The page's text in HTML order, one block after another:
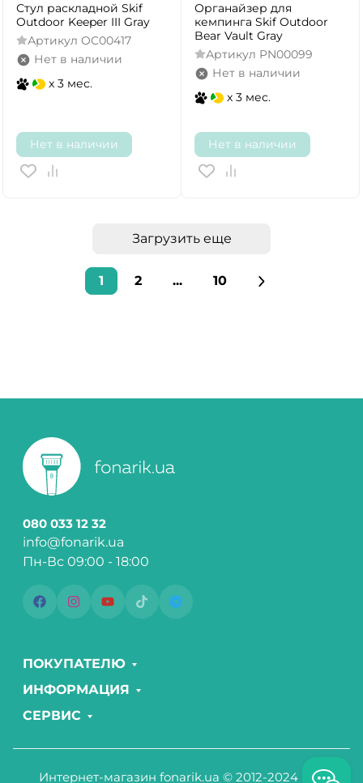
Стул раскладной Skif
Outdoor Keeper III Gray
Артикул OC00417
Нет в наличии
x 3 мес.
Нет в наличии
Органайзер для
кемпинга Skif Outdoor
Bear Vault Gray
Артикул PN00099
Нет в наличии
x 3 мес.
Нет в наличии
Загрузить еще
1 2 ... 10
080 033 12 32
info@fonarik.ua
Пн-Вс 09:00 - 18:00
ПОКУПАТЕЛЮ
ИНФОРМАЦИЯ
СЕРВИС
Интернет-магазин fonarik.ua © 2012-2024 Все